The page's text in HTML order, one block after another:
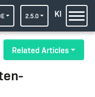
2.5.0 KI
Related Articles